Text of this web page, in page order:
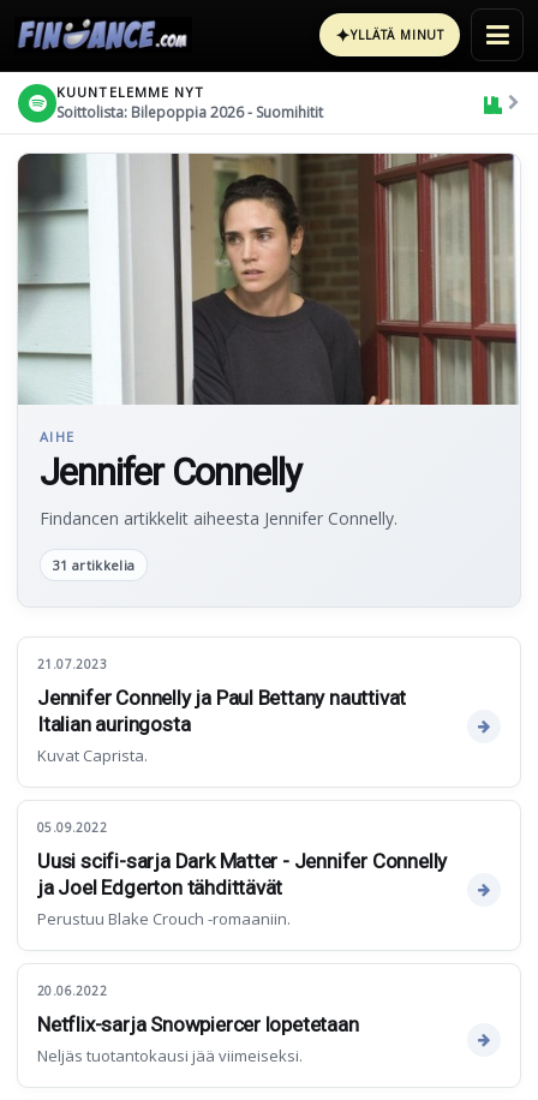
✦YLLÄTÄ MINUT
KUUNTELEMME NYT
Soittolista: Bilepoppia 2026 - Suomihitit
AIHE
Jennifer Connelly
Findancen artikkelit aiheesta Jennifer Connelly.
31 artikkelia
21.07.2023
Jennifer Connelly ja Paul Bettany nauttivat
Italian auringosta
Kuvat Caprista.
05.09.2022
Uusi scifi-sarja Dark Matter - Jennifer Connelly
ja Joel Edgerton tähdittävät
Perustuu Blake Crouch -romaaniin.
20.06.2022
Netflix-sarja Snowpiercer lopetetaan
Neljäs tuotantokausi jää viimeiseksi.